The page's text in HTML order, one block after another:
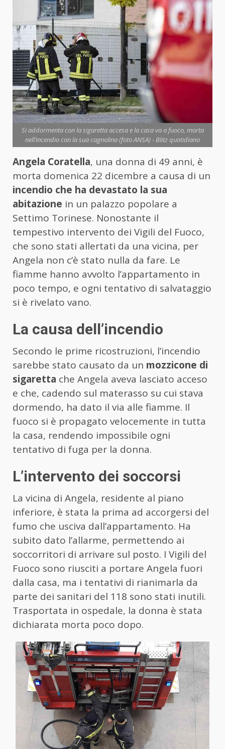
Si addormenta con la sigaretta accesa e la casa va a fuoco, morta
nell’incendio con la sua cagnolina (foto ANSA) - Blitz quotidiano
Angela Coratella, una donna di 49 anni, è
morta domenica 22 dicembre a causa di un
incendio che ha devastato la sua
abitazione in un palazzo popolare a
Settimo Torinese. Nonostante il
tempestivo intervento dei Vigili del Fuoco,
che sono stati allertati da una vicina, per
Angela non c’è stato nulla da fare. Le
fiamme hanno avvolto l’appartamento in
poco tempo, e ogni tentativo di salvataggio
si è rivelato vano.
La causa dell’incendio
Secondo le prime ricostruzioni, l’incendio
sarebbe stato causato da un mozzicone di
sigaretta che Angela aveva lasciato acceso
e che, cadendo sul materasso su cui stava
dormendo, ha dato il via alle fiamme. Il
fuoco si è propagato velocemente in tutta
la casa, rendendo impossibile ogni
tentativo di fuga per la donna.
L’intervento dei soccorsi
La vicina di Angela, residente al piano
inferiore, è stata la prima ad accorgersi del
fumo che usciva dall’appartamento. Ha
subito dato l’allarme, permettendo ai
soccorritori di arrivare sul posto. I Vigili del
Fuoco sono riusciti a portare Angela fuori
dalla casa, ma i tentativi di rianimarla da
parte dei sanitari del 118 sono stati inutili.
Trasportata in ospedale, la donna è stata
dichiarata morta poco dopo.